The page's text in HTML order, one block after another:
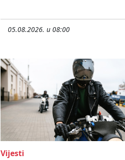
05.08.2026. u 08:00
Vijesti